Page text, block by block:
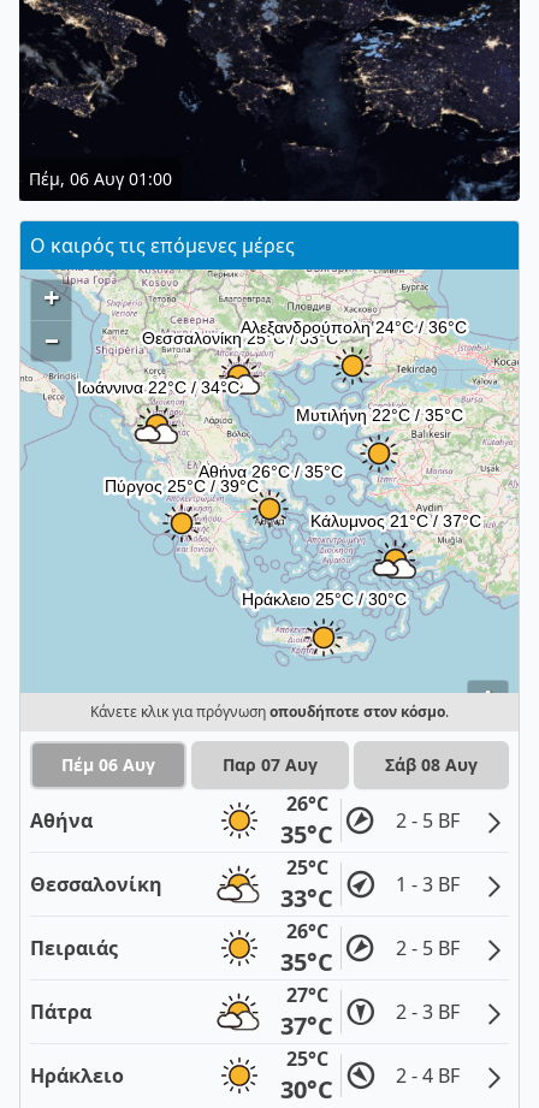
Πέμ, 06 Αυγ 01:00
Ο καιρός τις επόμενες μέρες
i
+
–
Κάνετε κλικ για πρόγνωσηοπουδήποτε στον κόσμο.
Πέμ 06 Αυγ Παρ 07 Αυγ Σάβ 08 Αυγ
Αθήνα
26°C
35°C 2 - 5 BF
Θεσσαλονίκη
25°C
33°C 1 - 3 BF
Πειραιάς
26°C
35°C 2 - 5 BF
Πάτρα
27°C
37°C 2 - 3 BF
Ηράκλειο
25°C
30°C 2 - 4 BF